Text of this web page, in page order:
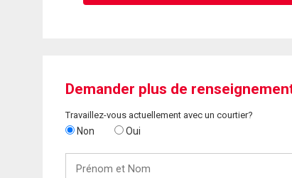
Demander plus de
Travaillez-vous actuellement avec un courtier?
Non Oui